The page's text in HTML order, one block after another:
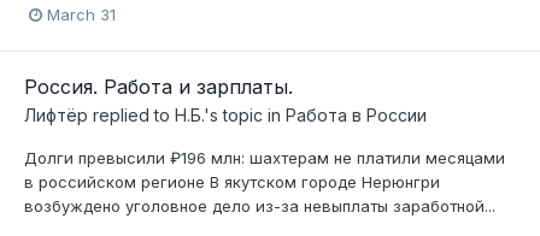
March 31
Россия. Работа и зарплаты.
Лифтёр replied to Н.Б.'s topic in Работа в России
Долги превысили ₽196 млн: шахтерам не платили месяцами
в российском регионе В якутском городе Нерюнгри
возбуждено уголовное дело из-за невыплаты заработной...